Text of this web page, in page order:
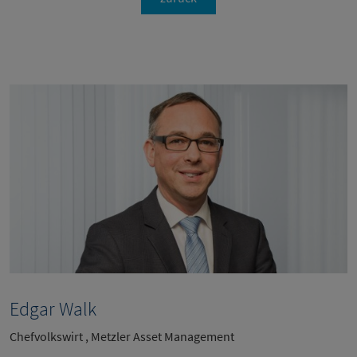
Edgar Walk
Chefvolkswirt , Metzler Asset Management